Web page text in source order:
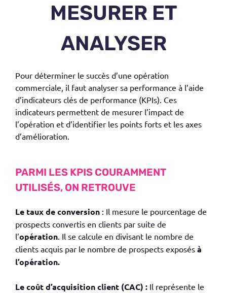
MESURER ET
ANALYSER
Pour déterminer le succès d’une opération
commerciale , il faut analyser sa performance à l’aide
d’indicateurs clés de performance (KPIs). Ces
indicateurs permettent de mesurer l’impact de
l’opération et d’identifier les points forts et les axes
d’amélioration.
PARMI LES KPIS COURAMMENT
UTILISÉS, ON RETROUVE
Le taux de conversion : Il mesure le pourcentage de
prospects convertis en clients par suite de
l’opération . Il se calcule en divisant le nombre de
clients acquis par le nombre de prospects exposés à
l’opération.
Le coût d’acquisition client (CAC) : Il représente le